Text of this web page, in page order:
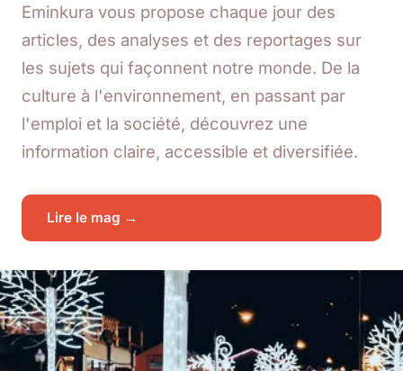
Eminkura vous propose chaque jour des
articles, des analyses et des reportages sur
les sujets qui façonnent notre monde. De la
culture à l'environnement, en passant par
l'emploi et la société, découvrez une
information claire, accessible et diversifiée.
Lire le mag →